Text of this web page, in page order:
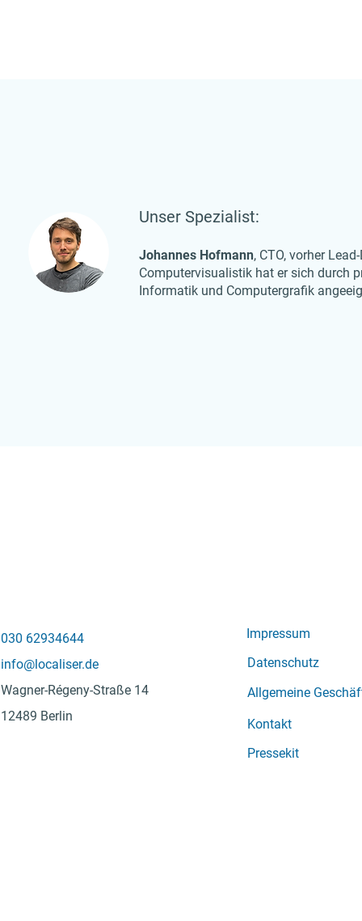
Unser Spezialist:
Johannes Hofmann, CTO, vorher
Computervisualistik hat er sich durch
Informatik und Computergrafik
030 62934644
info@localiser.de
Wagner-Régeny-Straße 14
12489 Berlin
Impressum
Datenschutz
Allgemeine
Kontakt
Pressekit